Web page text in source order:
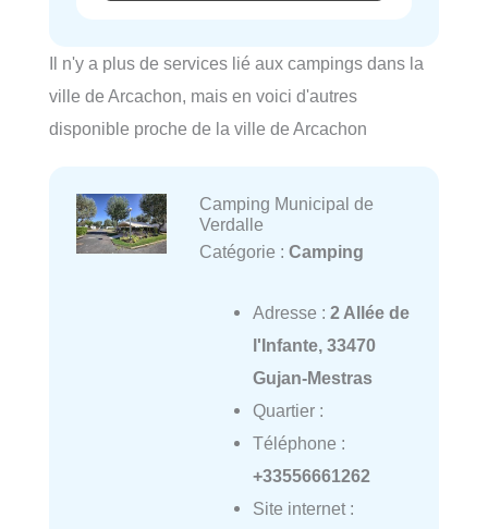
Il n'y a plus de services lié aux campings dans la
ville de Arcachon, mais en voici d'autres
disponible proche de la ville de Arcachon
Camping Municipal de
Verdalle
Catégorie : Camping
Adresse : 2 Allée de
l'Infante, 33470
Gujan-Mestras
Quartier :
Téléphone :
+33556661262
Site internet :